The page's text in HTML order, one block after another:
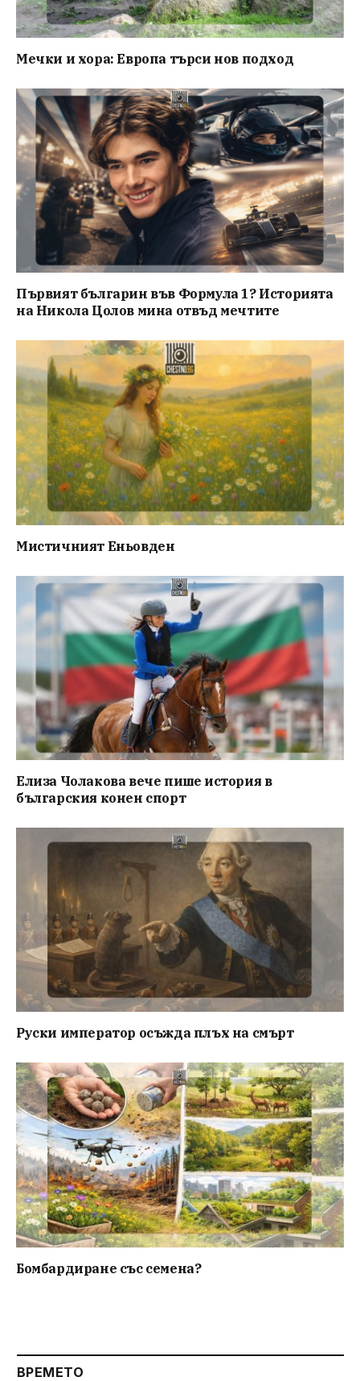
Мечки и хора: Европа търси нов подход
Първият българин във Формула 1? Историята
на Никола Цолов мина отвъд мечтите
Мистичният Eньовден
Елиза Чолакова вече пише история в
българския конен спорт
Руски император осъжда плъх на смърт
Бомбардиране със семена?
ВРЕМЕТО